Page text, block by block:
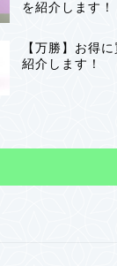
を紹介します！
【万勝】お得
紹介します！